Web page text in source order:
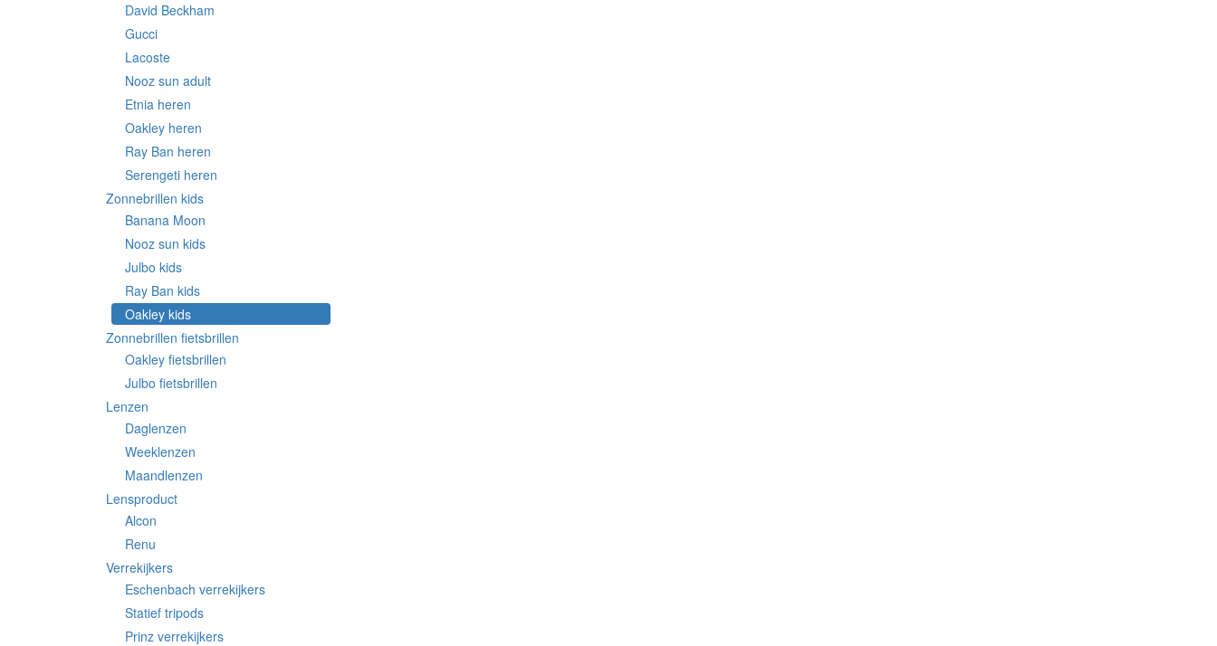
David Beckham
Gucci
Lacoste
Nooz sun adult
Etnia heren
Oakley heren
Ray Ban heren
Serengeti heren
Zonnebrillen kids
Banana Moon
Nooz sun kids
Julbo kids
Ray Ban kids
Oakley kids
Zonnebrillen fietsbrillen
Oakley fietsbrillen
Julbo fietsbrillen
Lenzen
Daglenzen
Weeklenzen
Maandlenzen
Lensproduct
Alcon
Renu
Verrekijkers
Eschenbach verrekijkers
Statief tripods
Prinz verrekijkers